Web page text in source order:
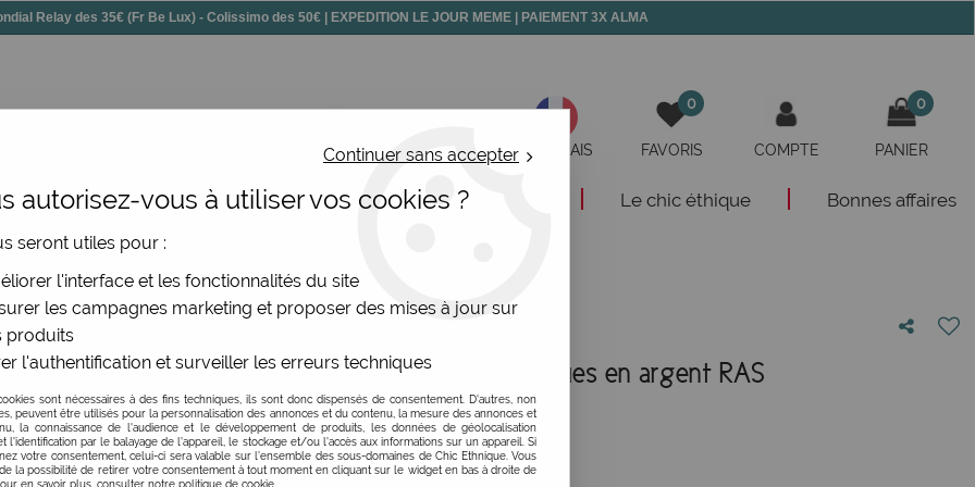
Relay des 35€ (Fr Be Lux) - Colissimo des 50€ | EXPEDITION LE JOUR MEME | PAIEMENT 3X ALMA
FRANÇAIS
0
FAVORIS COMPTE
0
PANIER
Chaussures Bijoux Nouveautés Le chic éthique Bonnes affaires
géométriques en argent RAS
Boucles d'oreilles géométriques en argent RAS
Soyez le premier à donner votre avis !
34,00 €TTC
Continuer sans accepter
autorisez-vous à utiliser vos cookies ?
seront utiles pour :
l'interface et les fonctionnalités du site
les campagnes marketing et proposer des mises à jour sur
produits
l'authentification et surveiller les erreurs techniques
sont nécessaires à des fins techniques, ils sont donc dispensés de consentement. D'autres, non
peuvent être utilisés pour la personnalisation des annonces et du contenu, la mesure des annonces et
la connaissance de l'audience et le développement de produits, les données de géolocalisation
l'identification par le balayage de l'appareil, le stockage et/ou l'accès aux informations sur un appareil. Si
votre consentement, celui-ci sera valable sur l’ensemble des sous-domaines de Chic Ethnique. Vous
la possibilité de retirer votre consentement à tout moment en cliquant sur le widget en bas à droite de
en savoir plus, consulter notre politique de cookie.